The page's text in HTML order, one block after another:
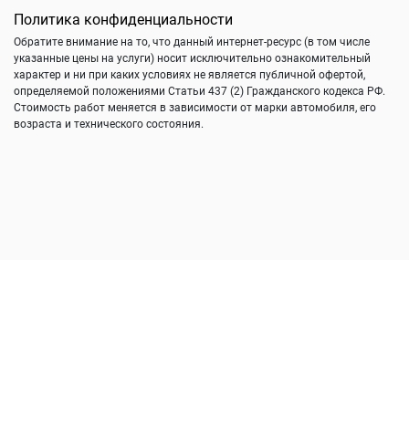
Политика конфиденциальности
Обратите внимание на то, что данный интернет-ресурс (в том числе
указанные цены на услуги) носит исключительно ознакомительный
характер и ни при каких условиях не является публичной офертой,
определяемой положениями Статьи 437 (2) Гражданского кодекса РФ.
Стоимость работ меняется в зависимости от марки автомобиля, его
возраста и технического состояния.